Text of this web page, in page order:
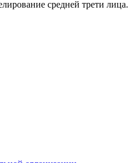
средней трети лица.